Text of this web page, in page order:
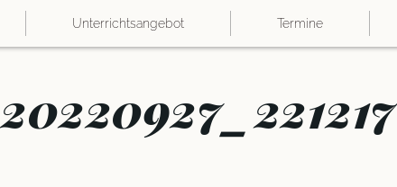
20220927_221217
Unterrichtsangebot Termine